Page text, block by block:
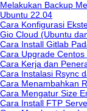
Melakukan Backup
Ubuntu 22.04
Cara Konfigurasi
Gio Cloud (Ubuntu
Cara Install Gitlab
Cara Upgrade
Cara Kerja dan
Cara Instalasi Rsync
Cara Menambahkan
Cara Mengatur Size
Cara Install FTP